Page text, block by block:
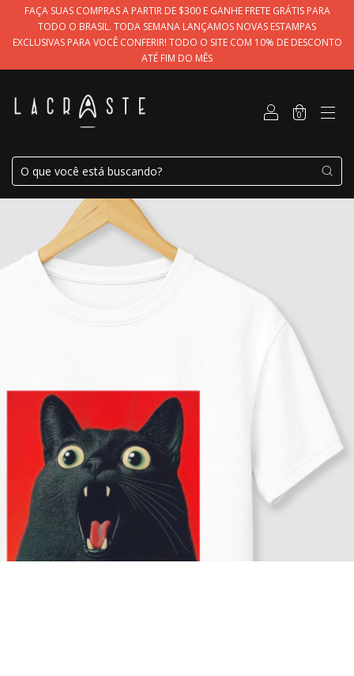
FAÇA SUAS COMPRAS A PARTIR DE $300 E GANHE FRETE GRÁTIS PARA
TODO O BRASIL. TODA SEMANA LANÇAMOS NOVAS ESTAMPAS
EXCLUSIVAS PARA VOCÊ CONFERIR! TODO O SITE COM 10% DE DESCONTO
ATÉ FIM DO MÊS
0